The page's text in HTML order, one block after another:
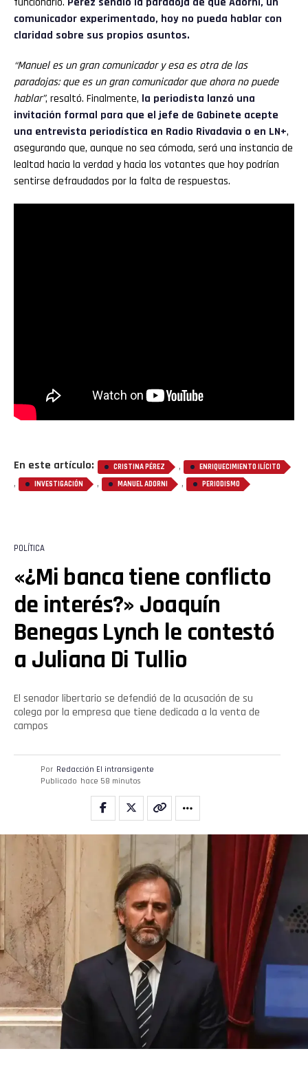
comunicador experimentado, hoy no pueda hablar con
claridad sobre sus propios asuntos.
“Manuel es un gran comunicador y esa es otra de las
paradojas: que es un gran comunicador que ahora no puede
hablar”, resaltó. Finalmente, la periodista lanzó una
invitación formal para que el jefe de Gabinete acepte
una entrevista periodística en Radio Rivadavia o en LN+,
asegurando que, aunque no sea cómoda, será una instancia de
lealtad hacia la verdad y hacia los votantes que hoy podrían
sentirse defraudados por la falta de respuestas.
En este artículo: CRISTINA PÉREZ , ENRIQUECIMIENTO ILÍCITO
, INVESTIGACIÓN , MANUEL ADORNI , PERIODISMO
POLÍTICA
«¿Mi banca tiene conflicto
de interés?» Joaquín
Benegas Lynch le contestó
a Juliana Di Tullio
El senador libertario se defendió de la acusación de su
colega por la empresa que tiene dedicada a la venta de
campos
Por Redacción El intransigente
Publicado hace 58 minutos